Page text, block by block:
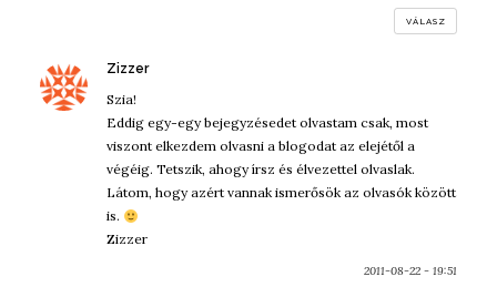
VÁLASZ
Zizzerszerint:
Szia!
Eddig egy-egy bejegyzésedet olvastam csak, most
viszont elkezdem olvasni a blogodat az elejétől a
végéig. Tetszik, ahogy írsz és élvezettel olvaslak.
Látom, hogy azért vannak ismerősök az olvasók között
is.
Zizzer
2011-08-22 - 19:51